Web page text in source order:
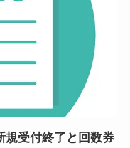
規受付終了と回数券